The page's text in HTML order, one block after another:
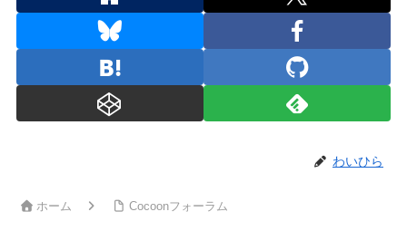
わいひら
ホーム Cocoonフォーラム